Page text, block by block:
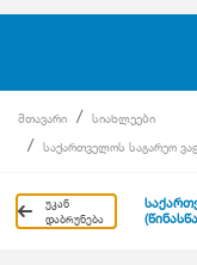
მთავარი
სიახლეები
საქართველოს საგარეო
უკან
დაბრუნება